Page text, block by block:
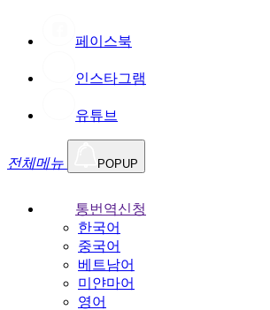
페이스북
인스타그램
유튜브
전체메뉴 POPUP
통번역신청
한국어
중국어
베트남어
미얀마어
영어